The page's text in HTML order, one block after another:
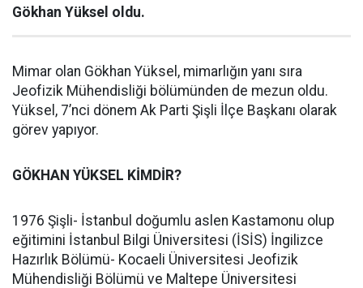
Gökhan Yüksel oldu.
Mimar olan Gökhan Yüksel, mimarlığın yanı sıra
Jeofizik Mühendisliği bölümünden de mezun oldu.
Yüksel, 7’nci dönem Ak Parti Şişli İlçe Başkanı olarak
görev yapıyor.
GÖKHAN YÜKSEL KİMDİR?
1976 Şişli- İstanbul doğumlu aslen Kastamonu olup
eğitimini İstanbul Bilgi Üniversitesi (İSİS) İngilizce
Hazırlık Bölümü- Kocaeli Üniversitesi Jeofizik
Mühendisliği Bölümü ve Maltepe Üniversitesi